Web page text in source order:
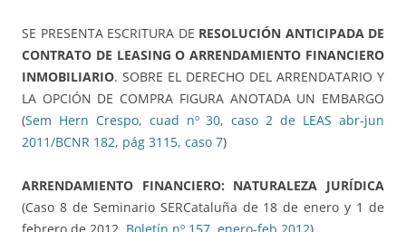
SE PRESENTA ESCRITURA DE RESOLUCIÓN ANTICIPADA DE
CONTRATO DE LEASING O ARRENDAMIENTO FINANCIERO
INMOBILIARIO. SOBRE EL DERECHO DEL ARRENDATARIO Y
LA OPCIÓN DE COMPRA FIGURA ANOTADA UN EMBARGO
(Sem Hern Crespo, cuad nº 30, caso 2 de LEAS abr-jun
2011/BCNR 182, pág 3115, caso 7)
ARRENDAMIENTO FINANCIERO: NATURALEZA JURÍDICA
(Caso 8 de Seminario SERCataluña de 18 de enero y 1 de